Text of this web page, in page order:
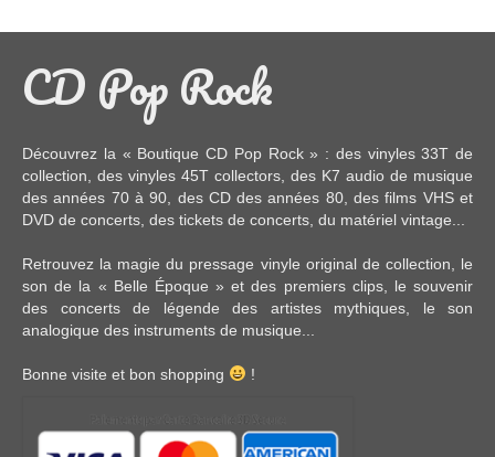
CD Pop Rock
Découvrez la « Boutique CD Pop Rock » : des vinyles 33T de
collection, des vinyles 45T collectors, des K7 audio de musique
des années 70 à 90, des CDdes années 80, desfilms VHS et
DVD de concerts, des tickets de concerts , du matériel vintage
Retrouvez la magie du pressage vinyle original de collection, le
son de la « Belle Époque » et des premiers clips, le souvenir
des concerts de légende des artistes mythiques, le son
analogique des instruments de musique...
Bonne visite et bon shopping !